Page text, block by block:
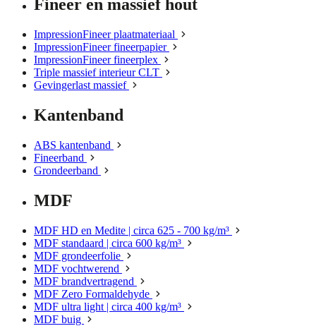
Fineer en massief hout
ImpressionFineer plaatmateriaal
ImpressionFineer fineerpapier
ImpressionFineer fineerplex
Triple massief interieur CLT
Gevingerlast massief
Kantenband
ABS kantenband
Fineerband
Grondeerband
MDF
MDF HD en Medite | circa 625 - 700 kg/m³
MDF standaard | circa 600 kg/m³
MDF grondeerfolie
MDF vochtwerend
MDF brandvertragend
MDF Zero Formaldehyde
MDF ultra light | circa 400 kg/m³
MDF buig